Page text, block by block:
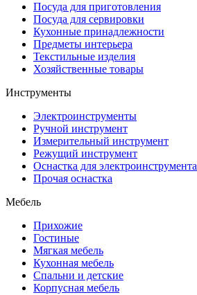
Посуда для приготовления
Посуда для сервировки
Кухонные принадлежности
Предметы интерьера
Текстильные изделия
Хозяйственные товары
Инструменты
Электроинструменты
Ручной инструмент
Измерительный инструмент
Режущий инструмент
Оснастка для электроинструмента
Прочая оснастка
Мебель
Прихожие
Гостиные
Мягкая мебель
Кухонная мебель
Спальни и детские
Корпусная мебель